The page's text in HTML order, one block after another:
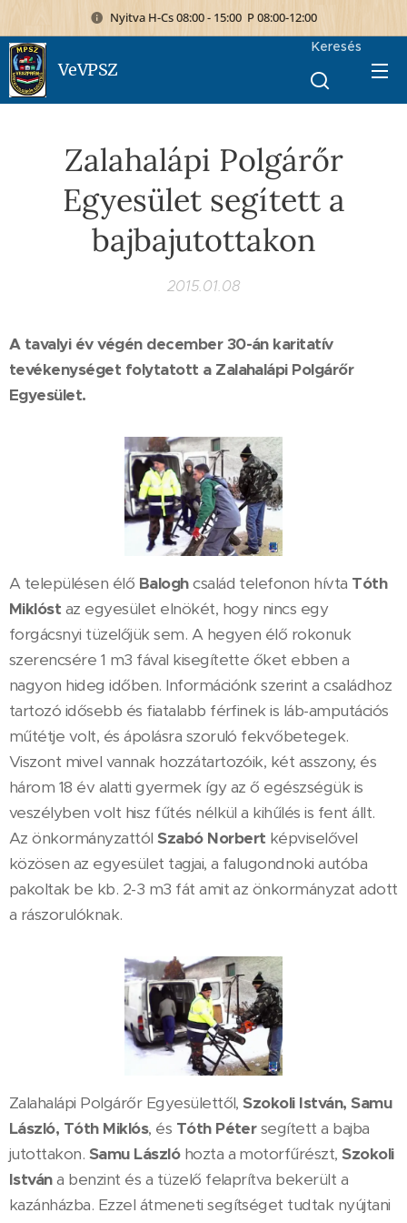
Nyitva H-Cs 08:00 - 15:00 P 08:00-12:00
VeVPSZ
Keresés
Zalahalápi Polgárőr
Egyesület segített a
bajbajutottakon
2015.01.08
A tavalyi év végén december 30-án karitatív
tevékenységet folytatott a Zalahalápi Polgárőr
Egyesület.
A településen élő Baloghcsalád telefonon hívta Tóth
Miklóst az egyesület elnökét, hogy nincs egy
forgácsnyi tüzelőjük sem. A hegyen élő rokonuk
szerencsére 1 m3 fával kisegítette őket ebben a
nagyon hideg időben. Információnk szerint a családhoz
tartozó idősebb és fiatalabb férfinek is láb-amputációs
műtétje volt, és ápolásra szoruló fekvőbetegek.
Viszont mivel vannak hozzátartozóik, két asszony, és
három 18 év alatti gyermek így az ő egészségük is
veszélyben volt hisz fűtés nélkül a kihűlés is fent állt.
Az önkormányzattól Szabó Norbert képviselővel
közösen az egyesület tagjai, a falugondnoki autóba
pakoltak be kb. 2-3 m3 fát amit az önkormányzat adott
a rászorulóknak.
Zalahalápi Polgárőr Egyesülettől, Szokoli István, Samu
László, Tóth Miklós, és Tóth Pétersegített a bajba
jutottakon. Samu Lászlóhozta a motorfűrészt, Szokoli
Istvána benzint és a tüzelő felaprítva bekerült a
kazánházba. Ezzel átmeneti segítséget tudtak nyújtani